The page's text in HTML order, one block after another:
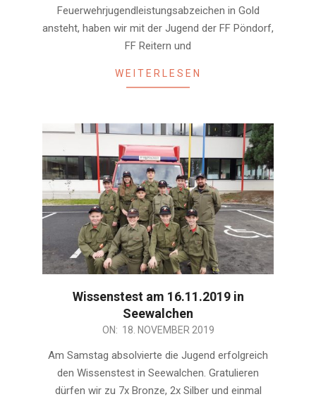
Feuerwehrjugendleistungsabzeichen in Gold
ansteht, haben wir mit der Jugend der FF Pöndorf,
FF Reitern und
WEITERLESEN
Wissenstest am 16.11.2019 in
Seewalchen
ON: 18. NOVEMBER 2019
Am Samstag absolvierte die Jugend erfolgreich
den Wissenstest in Seewalchen. Gratulieren
dürfen wir zu 7x Bronze, 2x Silber und einmal